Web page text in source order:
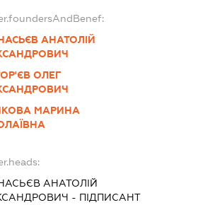
АНАТОЛІЙ
ОЛЕГ
МАРИНА
АНАТОЛІЙ
- ПІДПИСАНТ